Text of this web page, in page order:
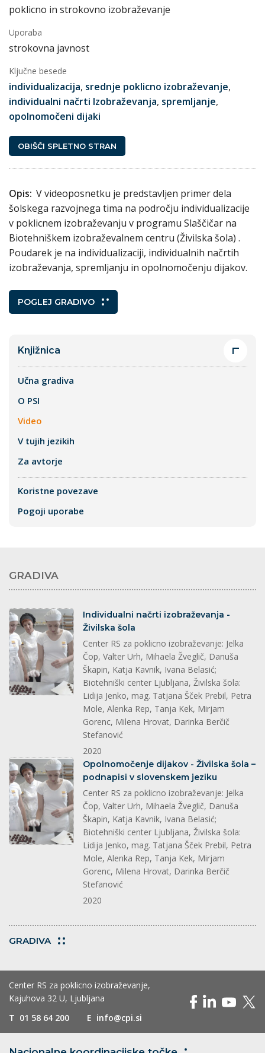
poklicno in strokovno izobraževanje
Uporaba
strokovna javnost
Ključne besede
individualizacija, srednje poklicno izobraževanje,
individualni načrti Izobraževanja, spremljanje,
opolnomočeni dijaki
OBIŠČI SPLETNO STRAN
Opis: V videoposnetku je predstavljen primer dela
šolskega razvojnega tima na področju individualizacije
v poklicnem izobraževanju v programu Slaščičar na
Biotehniškem izobraževalnem centru (Živilska šola) .
Poudarek je na individualizaciji, individualnih načrtih
izobraževanja, spremljanju in opolnomočenju dijakov.
POGLEJ GRADIVO
Knjižnica
Učna gradiva
O PSI
Video
V tujih jezikih
Za avtorje
Koristne povezave
Pogoji uporabe
GRADIVA
splet
Individualni načrti izobraževanja -
Živilska šola
Center RS za poklicno izobraževanje: Jelka
Čop, Valter Urh, Mihaela Žveglič, Danuša
Škapin, Katja Kavnik, Ivana Belasić;
Biotehniški center Ljubljana, Živilska šola:
Lidija Jenko, mag. Tatjana Šček Prebil, Petra
Mole, Alenka Rep, Tanja Kek, Mirjam
Gorenc, Milena Hrovat, Darinka Berčič
Stefanović
2020
splet
Opolnomočenje dijakov - Živilska šola –
podnapisi v slovenskem jeziku
Center RS za poklicno izobraževanje: Jelka
Čop, Valter Urh, Mihaela Žveglič, Danuša
Škapin, Katja Kavnik, Ivana Belasić;
Biotehniški center Ljubljana, Živilska šola:
Lidija Jenko, mag. Tatjana Šček Prebil, Petra
Mole, Alenka Rep, Tanja Kek, Mirjam
Gorenc, Milena Hrovat, Darinka Berčič
Stefanović
2020
GRADIVA
Center RS za poklicno izobraževanje,
Kajuhova 32 U, Ljubljana
T 01 58 64 200 E info@cpi.si